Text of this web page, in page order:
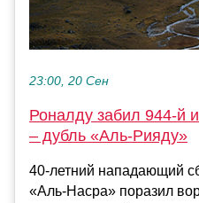
23:00, 20 Сен
Роналду забил 944-й
– дубль «Аль-Рияду»
40-летний нападающий
«Аль-Насра» поразил